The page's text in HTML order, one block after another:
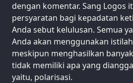
dengan komentar. Sang Logos
persyaratan bagi kepadatan
Anda sebut kelulusan. Semua
Anda akan menggunakan
meskipun menghasilkan
tidak memiliki apa yang
yaitu, polarisasi.